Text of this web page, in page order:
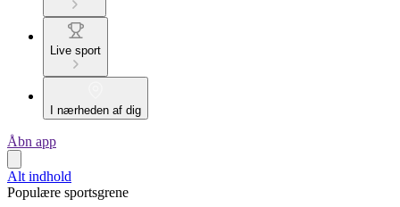
Live sport
I nærheden af dig
Åbn app
Alt indhold
Populære sportsgrene